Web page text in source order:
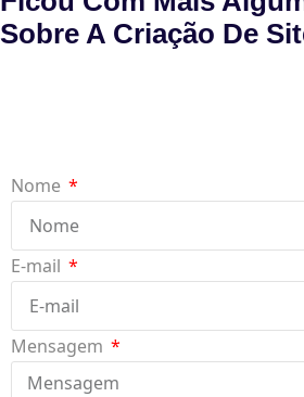
Sobre A Criação De
Nome
E-mail
Mensagem